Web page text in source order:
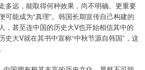
多远，能取得何种效果，尚不明确。更重要
可能成为“真理”。韩国长期宣传自己构建的
，甚至连中国的历史大V也开始相信其中的
史大V就在其书中宣称“中秋节源自韩国”，这